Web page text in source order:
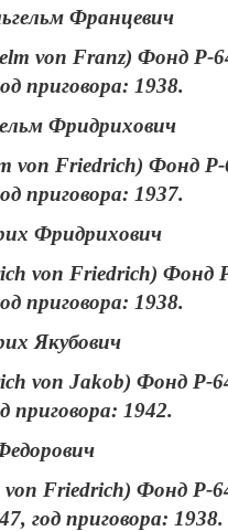
Францевич
von Franz) Фонд Р-
приговора: 1938.
Фридрихович
von Friedrich) Фонд Р-
приговора: 1937.
Фридрихович
von Friedrich) Фонд
приговора: 1938.
Якубович
von Jakob) Фонд Р-
приговора: 1942.
von Friedrich) Фонд Р-
год приговора: 1938.